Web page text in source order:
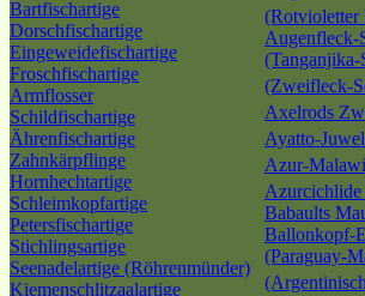
Bartfischartige
Dorschfischartige
Eingeweidefischartige
Froschfischartige
Armflosser
Schildfischartige
Ährenfischartige
Zahnkärpflinge
Hornhechtartige
Schleimkopfartige
Petersfischartige
Stichlingsartige
Seenadelartige (Röhrenmünder)
Kiemenschlitzaalartige
(Rotvioletter
Augenfleck-
(Tanganjika-
(Zweifleck-
Axelrods
Ayatto-
Azur-
Azurcichlide
Babaults
Ballonkopf-
(Paraguay-